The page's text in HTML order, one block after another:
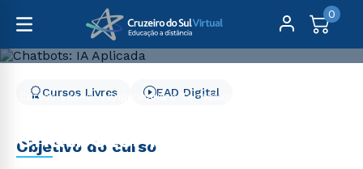
0
Cursos Livres
Engenharia e Tecnologia
Chatbots: IA Aplicada
Cursos Livres EAD Digital
Objetivo do curso